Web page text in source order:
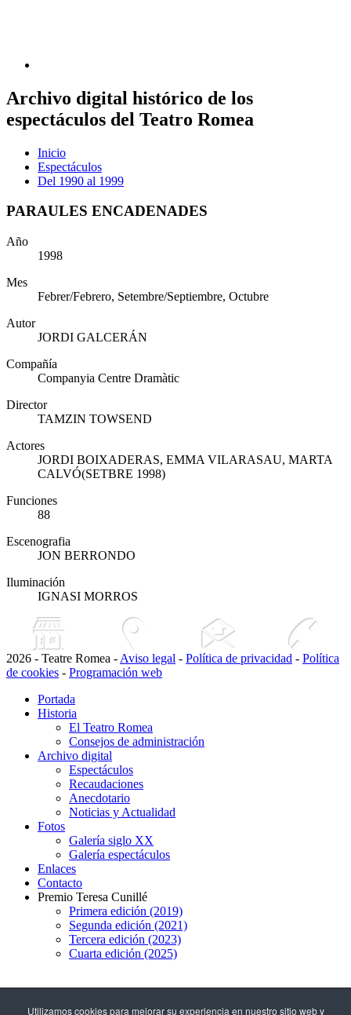
Archivo digital histórico de los
espectáculos del Teatro Romea
Inicio
Espectáculos
Del 1990 al 1999
PARAULES ENCADENADES
Año
1998
Mes
Febrer/Febrero, Setembre/Septiembre, Octubre
Autor
JORDI GALCERÁN
Compañía
Companyia Centre Dramàtic
Director
TAMZIN TOWSEND
Actores
JORDI BOIXADERAS, EMMA VILARASAU, MARTA
CALVÓ(SETBRE 1998)
Funciones
88
Escenografia
JON BERRONDO
Iluminación
IGNASI MORROS
2026 - Teatre Romea - Aviso legal - Política de privacidad - Política
de cookies - Programación web
Portada
Historia
El Teatro Romea
Consejos de administración
Archivo digital
Espectáculos
Recaudaciones
Anecdotario
Noticias y Actualidad
Fotos
Galería siglo XX
Galería espectáculos
Enlaces
Contacto
Premio Teresa Cunillé
Primera edición (2019)
Segunda edición (2021)
Tercera edición (2023)
Cuarta edición (2025)
Utilizamos cookies para mejorar su experiencia en nuestro sitio web y